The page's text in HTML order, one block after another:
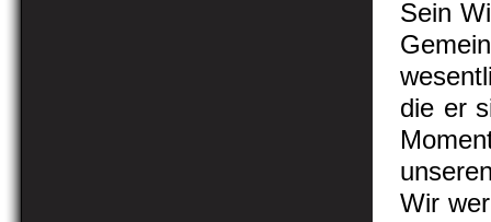
Sein
die er
Wir